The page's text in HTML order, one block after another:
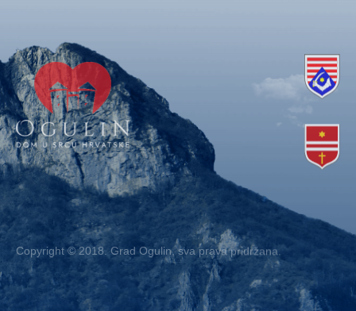
Copyright © 2018. Grad Ogulin, sva prava pridržana.
Design by EA93